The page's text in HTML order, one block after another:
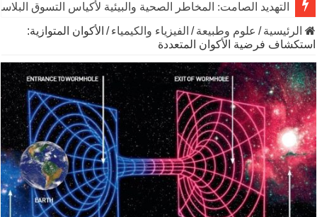
التهديد الصامت: المخاطر الصحية والبيئية لأكياس التسوق
الرئيسية / علوم وطبيعة / الفيزياء والكيمياء / الأكوان المتوازية:
استكشاف فرضية الأكوان المتعددة